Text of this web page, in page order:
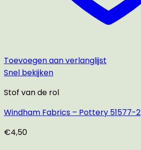
Toevoegen aan verlanglijst
Snel bekijken
Stof van de rol
Windham Fabrics – Pottery 51577-2
€4,50